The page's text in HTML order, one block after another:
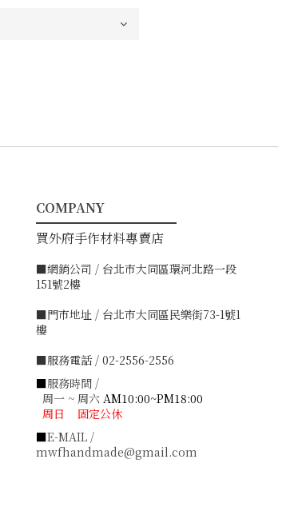
COMPANY
━━━━━━━━━━━
買外府手作材料專賣店
■網銷公司 / 台北市大同區環河北路一段
151號2樓
■門市地址 / 台北市大同區民樂街73-1號1
樓
■服務電話 / 02-2556-2556
■服務時間 /
周一 ~ 周六 AM10:00~PM18:00
周日 固定公休
■E-MAIL /
mwfhandmade@gmail.com